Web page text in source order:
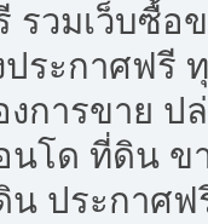
รวมเว็บซื้อ
ประกาศฟรี
งการขาย ป
นโด ที่ดิน ข
น ประกาศฟ